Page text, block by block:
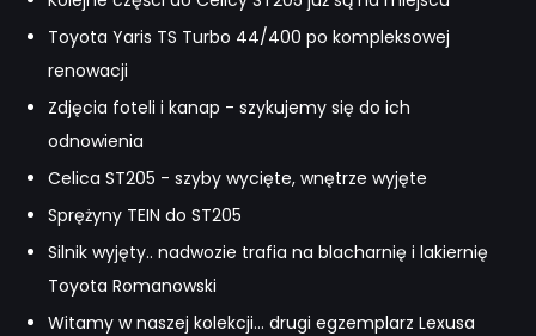
Toyota Yaris TS Turbo 44/400 po kompleksowej
renowacji
Zdjęcia foteli i kanap - szykujemy się do ich
odnowienia
Celica ST205 - szyby wycięte, wnętrze wyjęte
Sprężyny TEIN do ST205
Silnik wyjęty.. nadwozie trafia na blacharnię i lakiernię
Toyota Romanowski
Witamy w naszej kolekcji... drugi egzemplarz Lexusa